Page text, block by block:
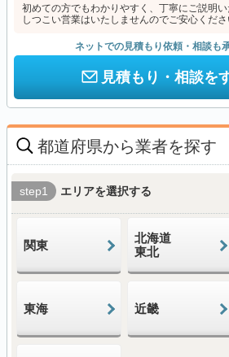
初めての方でもわかりやすく、丁寧にご説明
しつこい営業はいたしませんのでご安心くださ
ネットでの見積もり依頼・相談も
見積もり・相談を
都道府県から業者を探す
step1 エリアを選択する
関東
北海道
東北
東海 近畿